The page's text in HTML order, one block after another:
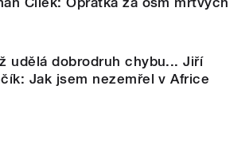
udělá dobrodruh chybu... Jiří
Jak jsem nezemřel v Africe